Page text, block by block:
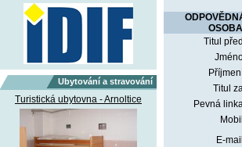
Ubytování a stravování
Turistická ubytovna - Arnoltice
Titul
Titul
Pevná
E-